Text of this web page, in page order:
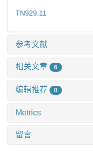
TN929.11
参考文献
相关文章 6
编辑推荐 0
Metrics
留言